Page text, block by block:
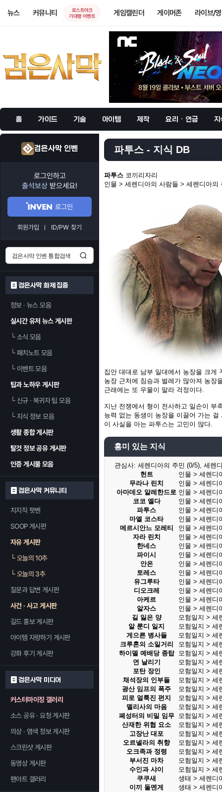
뉴스 커뮤니티
로스트아크
기대평 이벤트
게임캘린더 게이머존 라이브/
홈 가이드 기술 아이템 제작 요리 · 연금 지
검은사막 인벤
로그인하고
출석보상 받으세요!
로그인
회원가입 ID/PW 찾기
검은사막 화제 집중
정보 · 뉴스 모음
실시간 유저 뉴스 게시판
└소식 모음
└패치노트 모음
└이벤트 모음
팁과 노하우 게시판
└신규 · 복귀자 팁 모음
└지식 정보 모음
생활 종합 게시판
탈것 정보 공유 게시판
인증 게시물 모음
검은사막 커뮤니티
치지직 팟벤
SOOP 게시판
자유 게시판
└오늘의 10추
└오늘의 3추
질문과 답변 게시판
사건 · 사고 게시판
길드 홍보 게시판
아이템 자랑하기 게시판
강화 후기 게시판
검은사막 미디어
커스터마이징 갤러리
소스 공유 · 요청 게시판
의상 · 염색 정보 게시판
스크린샷 게시판
동영상 게시판
팬아트 갤러리
파투스 - 지식 DB
파투스 코끼리자리
인물 > 세렌디아의 사람들 > 세렌디아의
집안 대대로 남부 일대에서 농장을 크게
농장 근처에 짐승과 벌레가 많아져 농장
근래에는 또 우물이 말라 걱정이다.
지난 전쟁에서 형이 전사하고 일손이 부
능력 없는 동생이 농장을 이끌어 가는
이 사실을 아는 파투스는 고민이 많다.
흥미 있는 지식
관심사: 세렌디아의 주민 (0/5), 세렌
헌트
인물 > 세렌디
무라나 린치
인물 > 세렌디
아마데오 알레한드로 인물 > 세렌디
코코 엘다
인물 > 세렌디
파투스
인물 > 세렌디
마엘 코스타
인물 > 세렌디
메르시안느 모레티
인물 > 세렌디
자라 린치
인물 > 세렌디
한네스
인물 > 세렌디
파이시
인물 > 세렌디
안온
인물 > 세렌디
토레스
인물 > 세렌디
유그루타
인물 > 세렌디
디오크레
인물 > 세렌디
아케르
인물 > 세렌디
알자스
인물 > 세렌디
길 잃은 양
모험일지 > 세
알 룬디 일지
모험일지 > 세
게으른 병사들
모험일지 > 세
크루혼의 소일거리
모험일지 > 세
하이델 예배당 종탑
모험일지 > 세
연 날리기
모험일지 > 세
포탄 장인
모험일지 > 세
채석장의 인부들
모험일지 > 세
광산 임프의 폭주
모험일지 > 세
피로 얼룩진 편지
모험일지 > 세
멜리사의 마음
모험일지 > 세
폐성터의 비밀 임무
모험일지 > 세
산재한 위협 요소
모험일지 > 세
고장난 대포
모험일지 > 세
오르넬라의 취향
모험일지 > 세
오크족과 정령
모험일지 > 세
부서진 마차
모험일지 > 세
수인과 샤이
모험일지 > 세
쿠쿠새
생태 > 세렌디
이끼 돌멘게
생태 > 세렌디